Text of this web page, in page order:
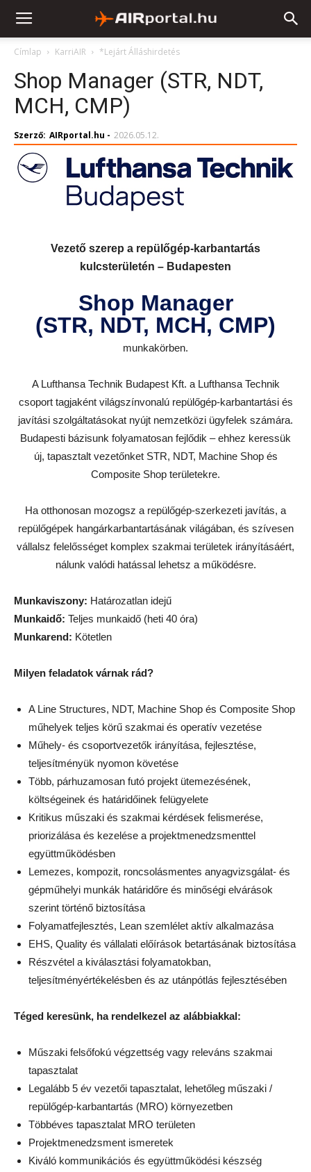
Címlap KarriAIR *Lejárt Álláshirdetés
Shop Manager (STR, NDT,
MCH, CMP)
Szerző: AIRportal.hu - 2026.05.12.
Vezető szerep a repülőgép‑karbantartás
kulcsterületén – Budapesten
Shop Manager
(STR, NDT, MCH, CMP)
munkakörben.
A Lufthansa Technik Budapest Kft. a Lufthansa Technik
csoport tagjaként világszínvonalú repülőgép-karbantartási és
javítási szolgáltatásokat nyújt nemzetközi ügyfelek számára.
Budapesti bázisunk folyamatosan fejlődik – ehhez keressük
új, tapasztalt vezetőnket STR, NDT, Machine Shop és
Composite Shop területekre.
Ha otthonosan mozogsz a repülőgép-szerkezeti javítás, a
repülőgépek hangárkarbantartásának világában, és szívesen
vállalsz felelősséget komplex szakmai területek irányításáért,
nálunk valódi hatással lehetsz a működésre.
Munkaviszony: Határozatlan idejű
Munkaidő: Teljes munkaidő (heti 40 óra)
Munkarend: Kötetlen
Milyen feladatok várnak rád?
A Line Structures, NDT, Machine Shop és Composite Shop
műhelyek teljes körű szakmai és operatív vezetése
Műhely- és csoportvezetők irányítása, fejlesztése,
teljesítményük nyomon követése
Több, párhuzamosan futó projekt ütemezésének,
költségeinek és határidőinek felügyelete
Kritikus műszaki és szakmai kérdések felismerése,
priorizálása és kezelése a projektmenedzsmenttel
együttműködésben
Lemezes, kompozit, roncsolásmentes anyagvizsgálat- és
gépműhelyi munkák határidőre és minőségi elvárások
szerint történő biztosítása
Folyamatfejlesztés, Lean szemlélet aktív alkalmazása
EHS, Quality és vállalati előírások betartásának biztosítása
Részvétel a kiválasztási folyamatokban,
teljesítményértékelésben és az utánpótlás fejlesztésében
Téged keresünk, ha rendelkezel az alábbiakkal:
Műszaki felsőfokú végzettség vagy releváns szakmai
tapasztalat
Legalább 5 év vezetői tapasztalat, lehetőleg műszaki /
repülőgép-karbantartás (MRO) környezetben
Többéves tapasztalat MRO területen
Projektmenedzsment ismeretek
Kiváló kommunikációs és együttműködési készség